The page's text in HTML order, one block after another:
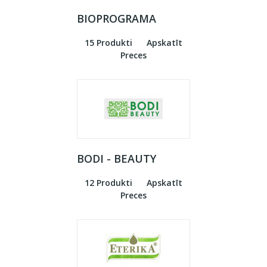
BIOPROGRAMA
15 Produkti
Apskatīt
Preces
BODI - BEAUTY
12 Produkti
Apskatīt
Preces